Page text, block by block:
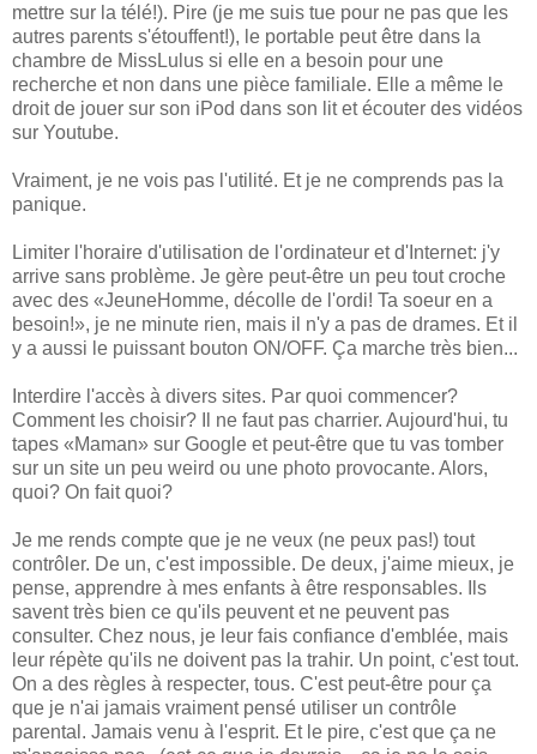
mettre sur la télé!). Pire (je me suis tue pour ne pas que les
autres parents s'étouffent!), le portable peut être dans la
chambre de MissLulus si elle en a besoin pour une
recherche et non dans une pièce familiale. Elle a même le
droit de jouer sur son iPod dans son lit et écouter des vidéos
sur Youtube.
Vraiment, je ne vois pas l'utilité. Et je ne comprends pas la
panique.
Limiter l'horaire d'utilisation de l'ordinateur et d'Internet: j'y
arrive sans problème. Je gère peut-être un peu tout croche
avec des «JeuneHomme, décolle de l'ordi! Ta soeur en a
besoin!», je ne minute rien, mais il n'y a pas de drames. Et il
y a aussi le puissant bouton ON/OFF. Ça marche très bien...
Interdire l'accès à divers sites. Par quoi commencer?
Comment les choisir? Il ne faut pas charrier. Aujourd'hui, tu
tapes «Maman» sur Google et peut-être que tu vas tomber
sur un site un peu weird ou une photo provocante. Alors,
quoi? On fait quoi?
Je me rends compte que je ne veux (ne peux pas!) tout
contrôler. De un, c'est impossible. De deux, j'aime mieux, je
pense, apprendre à mes enfants à être responsables. Ils
savent très bien ce qu'ils peuvent et ne peuvent pas
consulter. Chez nous, je leur fais confiance d'emblée, mais
leur répète qu'ils ne doivent pas la trahir. Un point, c'est tout.
On a des règles à respecter, tous. C'est peut-être pour ça
que je n'ai jamais vraiment pensé utiliser un contrôle
parental. Jamais venu à l'esprit. Et le pire, c'est que ça ne